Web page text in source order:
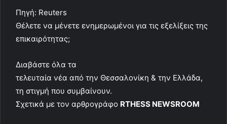
Πηγή: Reuters
Θέλετε να μένετε ενημερωμένοι για τις εξελίξεις της
επικαιρότητας;
Διαβάστε όλα τα
τελευταία νέα από την Θεσσαλονίκη & την Ελλάδα,
τη στιγμή που συμβαίνουν.
Σχετικά με τον αρθρογράφο RTHESS NEWSROOM